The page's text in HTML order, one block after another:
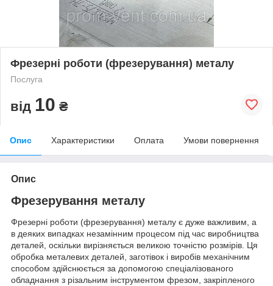
Фрезерні роботи (фрезерування) металу
Послуга
від 10 ₴
Опис Характеристики Оплата Умови повернення
Опис
Фрезерування металу
Фрезерні роботи (фрезерування) металу є дуже важливим, а
в деяких випадках незамінним процесом під час виробництва
деталей, оскільки вирізняється великою точністю розмірів. Ця
обробка металевих деталей, заготівок і виробів механічним
способом здійснюється за допомогою спеціалізованого
обладнання з різальним інструментом фрезом, закріпленого